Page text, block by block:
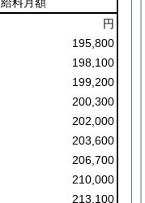
円
195,800
198,100
199,200
200,300
202,000
203,600
206,700
210,000
213,100